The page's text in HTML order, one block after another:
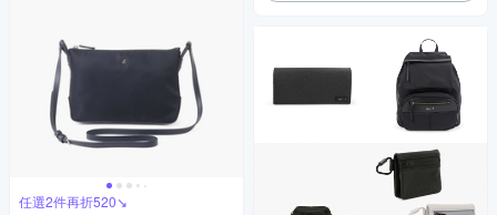
任選2件再折520↘